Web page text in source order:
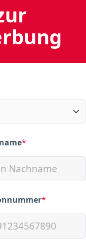
*
*